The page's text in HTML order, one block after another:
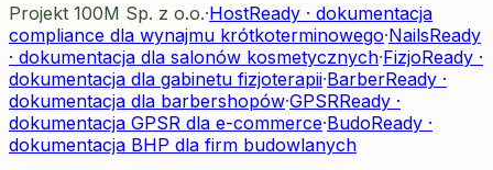
Projekt 100M Sp. z o.o.·HostReady · dokumentacja
compliance dla wynajmu krótkoterminowego·NailsReady
· dokumentacja dla salonów kosmetycznych·FizjoReady ·
dokumentacja dla gabinetu fizjoterapii·BarberReady ·
dokumentacja dla barbershopów·GPSRReady ·
dokumentacja GPSR dla e-commerce·BudoReady ·
dokumentacja BHP dla firm budowlanych